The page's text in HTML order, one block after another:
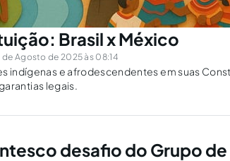
Brasil x México
de Agosto de 2025 às 08:14
indígenas e afrodescendentes em suas
legais.
desafio do Grupo de